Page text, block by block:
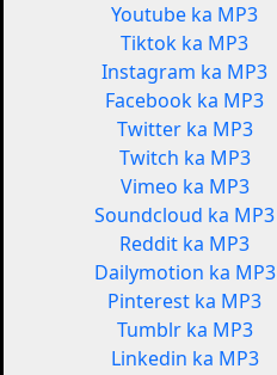
Youtube ka MP3
Tiktok ka MP3
Instagram ka MP3
Facebook ka MP3
Twitter ka MP3
Twitch ka MP3
Vimeo ka MP3
Soundcloud ka MP3
Reddit ka MP3
Dailymotion ka MP3
Pinterest ka MP3
Tumblr ka MP3
Linkedin ka MP3